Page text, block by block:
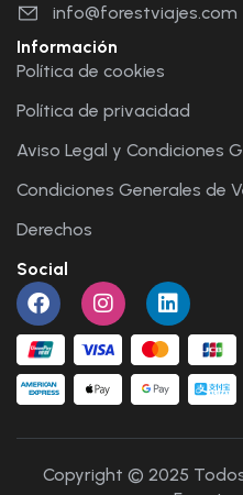
info@forestviajes.com
Información
Política de cookies
Política de privacidad
Aviso Legal y Condiciones
Condiciones Generales de
Derechos
Social
Copyright © 2025